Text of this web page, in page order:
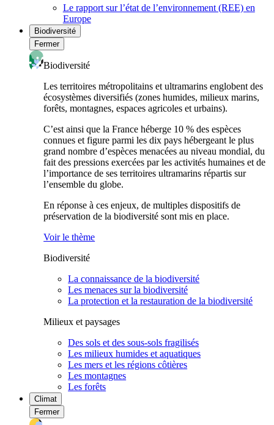
Le rapport sur l’état de l’environnement (REE) en
Europe
Biodiversité
Fermer
Biodiversité
Les territoires métropolitains et ultramarins englobent des
écosystèmes diversifiés (zones humides, milieux marins,
forêts, montagnes, espaces agricoles et urbains).
C’est ainsi que la France héberge 10 % des espèces
connues et figure parmi les dix pays hébergeant le plus
grand nombre d’espèces menacées au niveau mondial, du
fait des pressions exercées par les activités humaines et de
l’importance de ses territoires ultramarins répartis sur
l’ensemble du globe.
En réponse à ces enjeux, de multiples dispositifs de
préservation de la biodiversité sont mis en place.
Voir le thème
Biodiversité
La connaissance de la biodiversité
Les menaces sur la biodiversité
La protection et la restauration de la biodiversité
Milieux et paysages
Des sols et des sous-sols fragilisés
Les milieux humides et aquatiques
Les mers et les régions côtières
Les montagnes
Les forêts
Climat
Fermer